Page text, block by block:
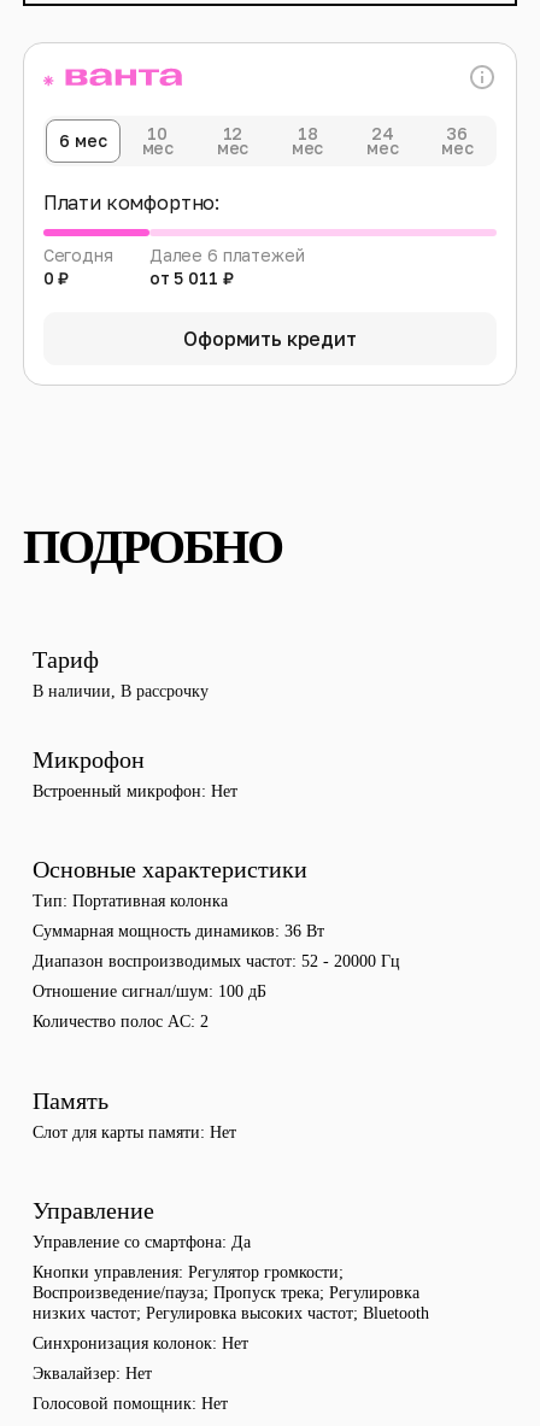
6 мес 10
мес
12
мес
18
мес
24
мес
36
мес
Плати комфортно:
Сегодня
0 ₽
Далее 6 платежей
от 5 011 ₽
Оформить кредит
ПОДРОБНО
Тариф
В наличии В рассрочку
Микрофон
Встроенный микрофон Нет
Основные характеристики
Тип Портативная колонка
Суммарная мощность динамиков 36 Вт
Диапазон воспроизводимых частот 52 - 20000 Гц
Отношение сигнал/шум 100 дБ
Количество полос AC 2
Память
Слот для карты памяти Нет
Управление
Управление со смартфона Да
Кнопки управления Регулятор громкости;
Воспроизведение/пауза; Пропуск трека; Регулировка
низких частот; Регулировка высоких частот; Bluetooth
Синхронизация колонок Нет
Эквалайзер Нет
Голосовой помощник Нет